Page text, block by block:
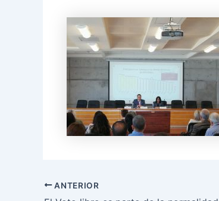
ANTERIOR